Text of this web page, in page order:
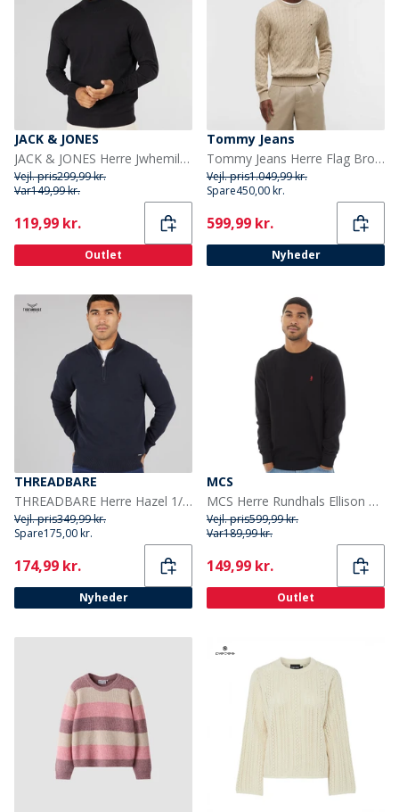
JACK & JONES
JACK & JONES Herre Jwhemil Rullekrave Sort
Vejl. pris299,99 kr.
Var149,99 kr.
Current
119,99 kr.
Outlet
Tommy Jeans
Tommy Jeans Herre Flag Broderi Kabelstrik Sweater Sandalwood
Vejl. pris1.049,99 kr.
Spare450,00 kr.
Current
599,99 kr.
Nyheder
THREADBARE
THREADBARE Herre Hazel 1/4 lynlås jumper navy
Vejl. pris349,99 kr.
Spare175,00 kr.
Current
174,99 kr.
Nyheder
MCS
MCS Herre Rundhals Ellison Strikket Trøje Tap Sko
Vejl. pris599,99 kr.
Var189,99 kr.
Current
149,99 kr.
Outlet